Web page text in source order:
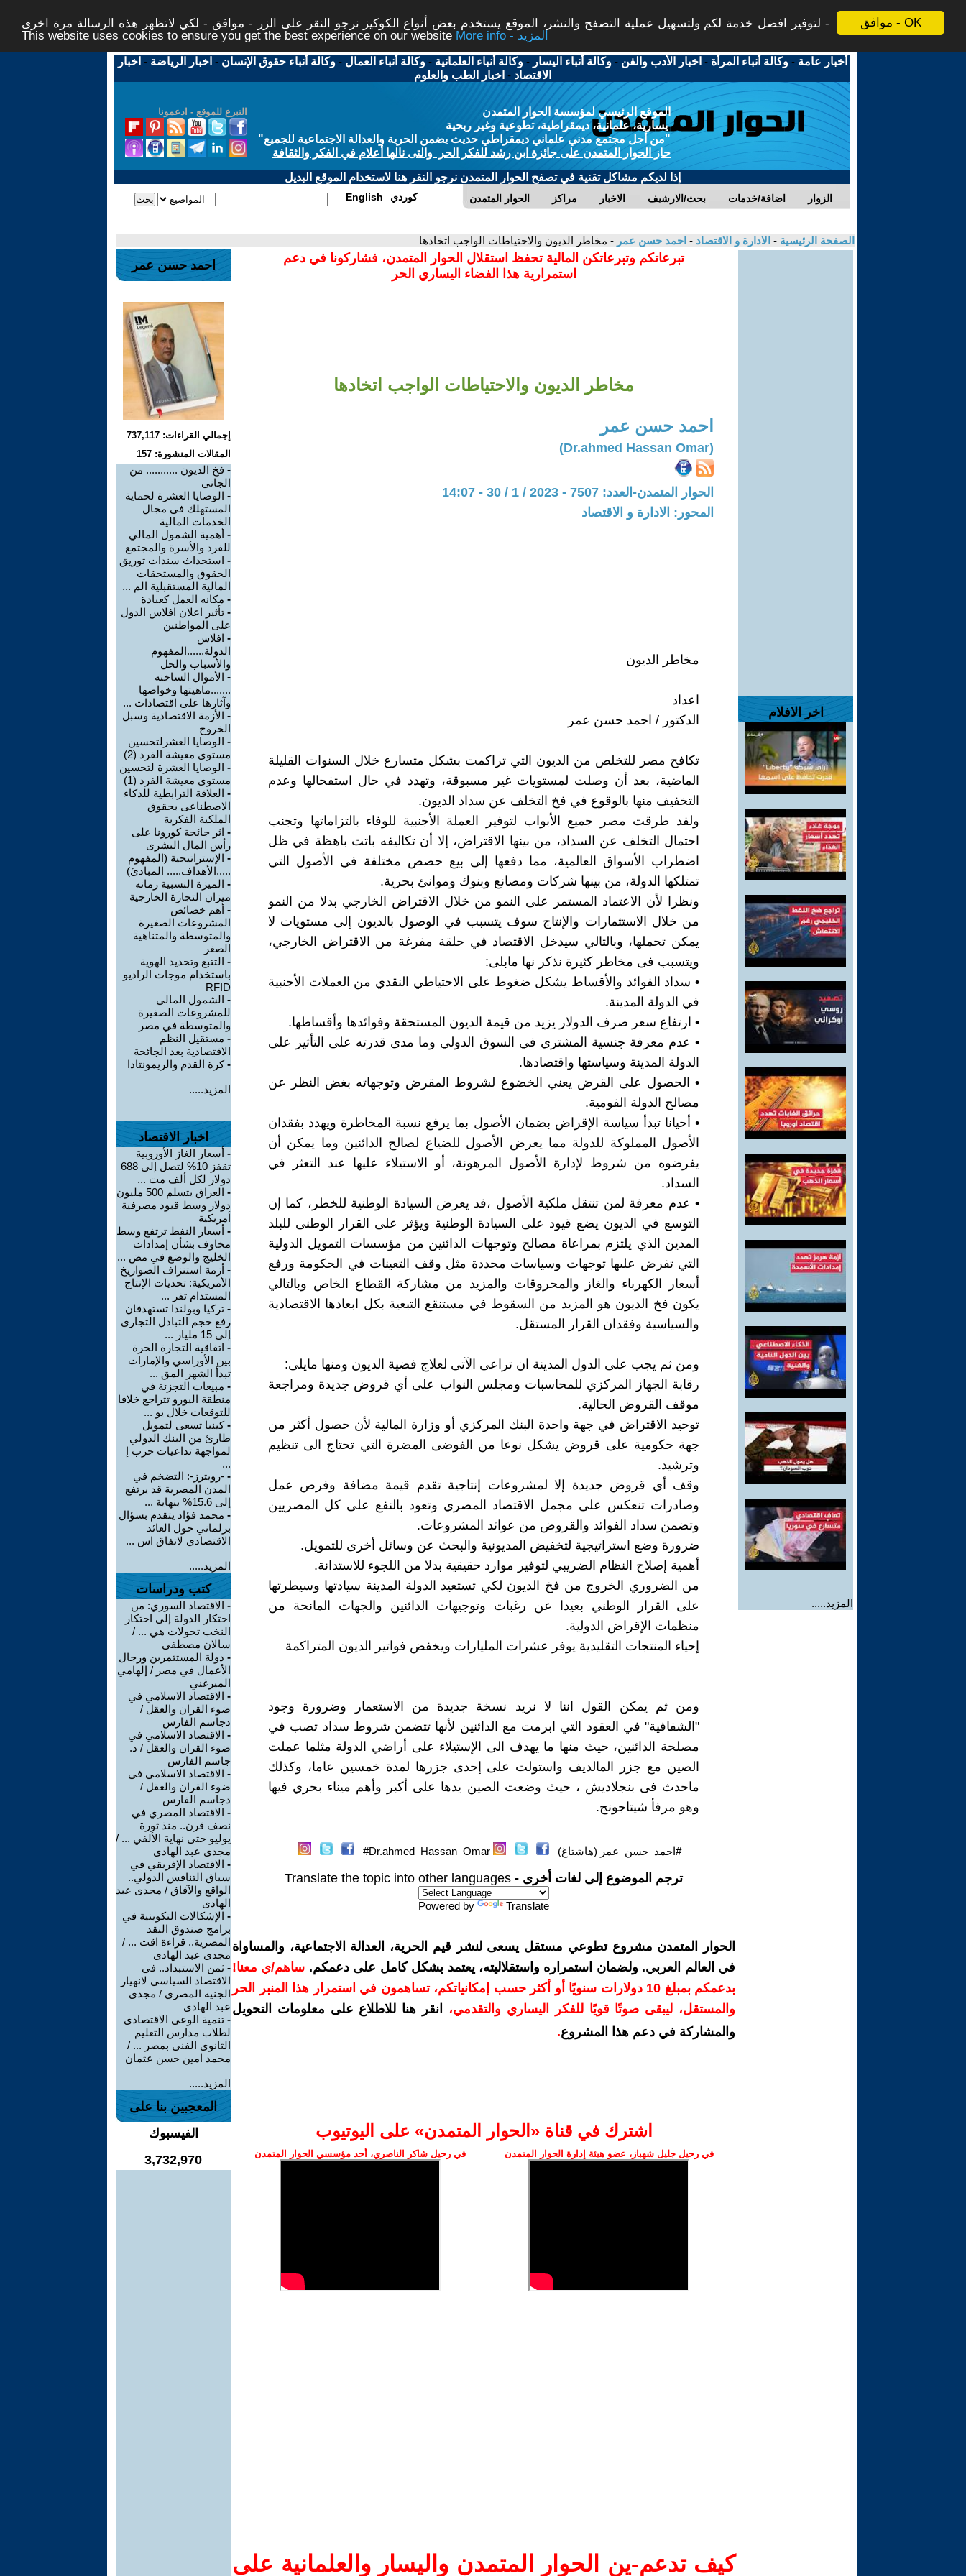
موافق - OK
لتوفير افضل خدمة لكم ولتسهيل عملية التصفح والنشر، الموقع يستخدم بعض أنواع الكوكيز نرجو النقر على الزر - موافق - لكي لاتظهر هذه الرسالة مرة اخرى -
This website uses cookies to ensure you get the best experience on our website
More info - المزيد
أخبار عامة -وكالة أنباء المرأة - اخبار الأدب والفن -وكالة أنباء اليسار -وكالة أنباء العلمانية -وكالة أنباء العمال -وكالة أنباء حقوق الإنسان - اخبار الرياضة - اخبار
الاقتصاد - اخبار الطب والعلوم
التبرع للموقع - ادعمونا
الموقع الرئيسي لمؤسسة الحوار المتمدن
يسارية، علمانية، ديمقراطية، تطوعية وغير ربحية
"من أجل مجتمع مدني علماني ديمقراطي حديث يضمن الحرية والعدالة الاجتماعية للجميع"
حاز الحوار المتمدن على جائزة ابن رشد للفكر الحر والتى نالها أعلام في الفكر والثقافة
إذا لديكم مشاكل تقنية في تصفح الحوار المتمدن نرجو النقر هنا لاستخدام الموقع البديل
الحوار المتمدن مراكز الاخبار بحث/الارشيف اضافة/خدمات الزوار English كوردي
الصفحة الرئيسية - الادارة و الاقتصاد - احمد حسن عمر - مخاطر الديون والاحتياطات الواجب اتخادها
اخر الافلام
المزيد.....
تبرعاتكم وتبرعاتكن المالية تحفظ استقلال الحوار المتمدن، فشاركونا في دعم
استمرارية هذا الفضاء اليساري الحر
مخاطر الديون والاحتياطات الواجب اتخادها
احمد حسن عمر
(Dr.ahmed Hassan Omar)
الحوار المتمدن-العدد: 7507 - 2023 / 1 / 30 - 14:07
المحور: الادارة و الاقتصاد
مخاطر الديون
اعداد
الدكتور / احمد حسن عمر
تكافح مصر للتخلص من الديون التي تراكمت بشكل متسارع خلال السنوات القليلة
الماضية، بعد أن وصلت لمستويات غير مسبوقة، وتهدد في حال استفحالها وعدم
التخفيف منها بالوقوع في فخ التخلف عن سداد الديون.
ولفد طرقت مصر جميع الأبواب لتوفير العملة الأجنبية للوفاء بالتزاماتها وتجنب
احتمال التخلف عن السداد، من بينها الاقتراض، إلا أن تكاليفه باتت باهظة في ظل
اضطراب الأسواق العالمية، مما دفعها إلى بيع حصص مختلفة في الأصول التي
تمتلكها الدولة، من بينها شركات ومصانع وبنوك وموانئ بحرية.
ونظرا لأن الاعتماد المستمر على النمو من خلال الاقتراض الخارجي بدلا من النمو
من خلال الاستثمارات والإنتاج سوف يتسبب في الوصول بالديون إلى مستويات لا
يمكن تحملها، وبالتالي سيدخل الاقتصاد في حلقة مفرغة من الاقتراض الخارجي،
ويتسبب فى مخاطر كثيرة نذكر نها مابلى:
• سداد الفوائد والأقساط يشكل ضغوط على الاحتياطي النقدي من العملات الأجنبية
في الدولة المدينة.
• ارتفاع سعر صرف الدولار يزيد من قيمة الديون المستحقة وفوائدها وأقساطها.
• عدم معرفة جنسية المشتري في السوق الدولي وما مدى قدرته على التأثير على
الدولة المدينة وسياستها واقتصادها.
• الحصول على القرض يعني الخضوع لشروط المقرض وتوجهاته بغض النظر عن
مصالح الدولة الفومية.
• أحيانا تبدأ سياسة الإقراض بضمان الأصول بما يرفع نسبة المخاطرة ويهدد بفقدان
الأصول المملوكة للدولة مما يعرض الأصول للضياع لصالح الدائنين وما يمكن أن
يفرضوه من شروط لإدارة الأصول المرهونة، أو الاستيلاء عليها عند التعثر في
السداد.
• عدم معرفة لمن تنتقل ملكية الأصول ،فد يعرض السيادة الوطنية للخطر، كما إن
التوسع في الديون يضع قيود على السيادة الوطنية ويؤثر على القرار الوطنى للبلد
المدين الذي يلتزم بمراعاة مصالح وتوجهات الدائنين من مؤسسات التمويل الدولية
التي تفرض علىها توجهات وسياسات محددة مثل وقف التعينات في الحكومة ورفع
أسعار الكهرباء والغاز والمحروقات والمزيد من مشاركة القطاع الخاص وبالتالي
يكون فخ الديون هو المزيد من السقوط في مستنقع التبعية بكل ابعادها الاقتصادية
والسياسية وفقدان القرار المستقل.
ومن ثم يجب على الدول المدينة ان تراعى الآتى لعلاج فضية الديون ومنها مايلى:
رقابة الجهاز المركزي للمحاسبات ومجلس النواب على أي قروض جديدة ومراجعة
موقف القروض الحالية.
توحيد الاقتراض في جهة واحدة البنك المركزي أو وزارة المالية لأن حصول أكثر من
جهة حكومية على قروض يشكل نوعا من الفوضى المضرة التي تحتاج الى تنظيم
وترشيد.
وقف أي قروض جديدة إلا لمشروعات إنتاجية تقدم قيمة مضافة وفرص عمل
وصادرات تنعكس على مجمل الاقتصاد المصري وتعود بالنفع على كل المصريين
وتضمن سداد الفوائد والقروض من عوائد المشروعات.
ضرورة وضع استراتيجية لتخفيض المديونية والبحث عن وسائل أخرى للتمويل.
أهمية إصلاح النظام الضريبي لتوفير موارد حقيقية بدلا من اللجوء للاستدانة.
من الضروري الخروج من فخ الديون لكي تستعيد الدولة المدينة سيادتها وسيطرتها
على القرار الوطني بعيدا عن رغبات وتوجيهات الدائنين والجهات المانحة من
منظمات الإقراض الدولية.
إحياء المنتجات التقليدية يوفر عشرات المليارات ويخفض فواتير الديون المتراكمة
ومن ثم يمكن القول اننا لا نريد نسخة جديدة من الاستعمار وضرورة وجود
"الشفافية" في العقود التي ابرمت مع الدائنين لأنها تتضمن شروط سداد تصب في
مصلحة الدائنين، حيث منها ما يهدف الى الإستيلاء على أراضي الدولة مثلما عملت
الصين مع جزر المالديف واستولت على إحدى جزرها لمدة خمسين عاما، وكذلك
ماحدث فى بنجلاديش ، حيث وضعت الصين يدها على أكبر وأهم ميناء بحري فيها
وهو مرفأ شيتاجونج.
#احمد_حسن_عمر (هاشتاغ) Dr.ahmed_Hassan_Omar#
ترجم الموضوع إلى لغات أخرى - Translate the topic into other languages
Powered by Translate
الحوار المتمدن مشروع تطوعي مستقل يسعى لنشر قيم الحرية، العدالة الاجتماعية، والمساواة
في العالم العربي. ولضمان استمراره واستقلاليته، يعتمد بشكل كامل على دعمكم. ساهم/ي معنا!
بدعمكم بمبلغ 10 دولارات سنويًا أو أكثر حسب إمكانياتكم، تساهمون في استمرار هذا المنبر الحر
والمستقل، ليبقى صوتًا قويًا للفكر اليساري والتقدمي،
انقر هنا للاطلاع على معلومات التحويل
والمشاركة في دعم هذا المشروع.
اشترك في قناة ‫«الحوار المتمدن» على اليوتيوب
في رحيل جليل شهباز، عضو هيئة إدارة الحوار المتمدن في رحيل شاكر الناصري، أحد مؤسسي الحوار المتمدن
كيف تدعم-ين الحوار المتمدن واليسار والعلمانية على
احمد حسن عمر
إجمالي القراءات: 737,117
المقالات المنشورة: 157
- فخ الديون ........... من
الجاني
- الوصايا العشرة لحماية
المستهلك في مجال
الخدمات المالية
- أهمية الشمول المالي
للفرد والأسرة والمجتمع
- استحداث سندات توريق
الحقوق والمستحقات
المالية المستقبلية الم ...
- مكانه العمل كعبادة
- تأثير اعلان افلاس الدول
على المواطنين
- افلاس
الدولة......المفهوم
والأسباب والحل
- الأموال الساخنه
.......ماهيتها وخواصها
وآثارها على اقتصادات ...
- الأزمة الاقتصادية وسبل
الخروج
- الوصايا العشرلتحسين
مستوى معيشة الفرد (2)
- الوصايا العشرة لتحسين
مستوى معيشة الفرد (1)
- العلاقة الترابطية للذكاء
الاصطناعى بحقوق
الملكية الفكرية
- اثر جائحة كورونا على
رأس المال البشرى
- الإستراتيجية (المفهوم
.....الأهداف..... المبادئ)
- الميزة النسبية رمانه
ميزان التجارة الخارجية
- أهم خصائص
المشروعات الصغيرة
والمتوسطة والمتناهية
الصغر
- التتبع وتحديد الهوية
باستخدام موجات الراديو
RFID
- الشمول المالي
للمشروعات الصغيرة
والمتوسطة في مصر
- مستقيل النظم
الاقتصادية بعد الجائحة
-كرة القدم والريمونتادا
المزيد.....
اخبار الاقتصاد
- أسعار الغاز الأوروبية
تقفز 10% لتصل إلى 688
دولار لكل ألف مت ...
-
العراق يتسلم 500 مليون
دولار وسط قيود مصرفية
أمريكية
- أسعار النفط ترتفع وسط
مخاوف بشأن إمدادات
الخليج والوضع في مض ...
- أزمة استنزاف الصواريخ
الأمريكية: تحديات الإنتاج
المستدام تفر ...
- تركيا وبولندا تستهدفان
رفع حجم التبادل التجاري
إلى 15 مليار ...
- اتفاقية التجارة الحرة
بين الأوراسي والإمارات
تبدأ الشهر المق ...
- مبيعات التجزئة في
منطقة اليورو تتراجع خلافا
للتوقعات خلال يو ...
-كينيا تسعى لتمويل
طارئ من البنك الدولي
لمواجهة تداعيات حرب إ
...
- -رويترز-: التضخم في
المدن المصرية قد يرتفع
إلى 15.6% بنهاية ...
- محمد فؤاد يتقدم بسؤال
برلماني حول العائد
الاقتصادي لاتفاق اس ...
المزيد.....
كتب ودراسات
- الاقتصاد السوري: من
احتكار الدولة إلى احتكار
النخب تحولات هي ... /
سالان مصطفى
- دولة المستثمرين ورجال
الأعمال في مصر / إلهامي
الميرغني
- الاقتصاد الاسلامي في
ضوء القران والعقل /
دجاسم الفارس
- الاقتصاد الاسلامي في
ضوء القران والعقل / د.
جاسم الفارس
- الاقتصاد الاسلامي في
ضوء القران والعقل /
دجاسم الفارس
- الاقتصاد المصري في
نصف قرن.. منذ ثورة
يوليو حتى نهاية الألفي ... /
مجدى عبد الهادى
- الاقتصاد الإفريقي في
سياق التنافس الدولي..
الواقع والآفاق / مجدى عبد
الهادى
- الإشكالات التكوينية في
برامج صندوق النقد
المصرية.. قراءة اقت ... /
مجدى عبد الهادى
- ثمن الاستبداد.. في
الاقتصاد السياسي لانهيار
الجنيه المصري / مجدى
عبد الهادى
- تنمية الوعى الاقتصادى
لطلاب مدارس التعليم
الثانوى الفنى بمصر ... /
محمد امين حسن عثمان
المزيد.....
المعجبين بنا على
الفيسبوك
3,732,970